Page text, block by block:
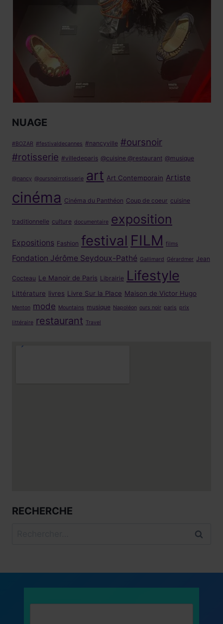
NUAGE
#BOZAR #festivaldecannes #nancyville #oursnoir
#rotisserie #villedeparis @cuisine @restaurant @musique
@nancy @oursnoirrotisserie art Art Contemporain Artiste
cinéma Cinéma du Panthéon Coup de coeur cuisine
traditionnelle culture documentaire exposition
Expositions Fashion festival FILM films
Fondation Jérôme Seydoux-Pathé Gallimard Gérardmer Jean
Cocteau Le Manoir de Paris Librairie Lifestyle
Littérature livres Livre Sur la Place Maison de Victor Hugo
Menton mode Mountains musique Napoléon ours noir paris prix
littéraire restaurant Travel
RECHERCHE